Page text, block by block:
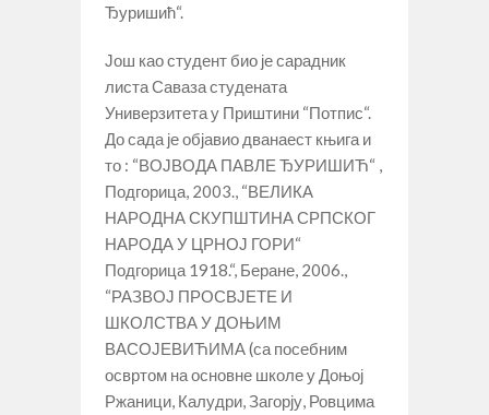
Ђуришић“.
Још као студент био је сарадник
листа Саваза студената
Универзитета у Приштини “Потпис“.
До сада је објавио дванаест књига и
то : “ВОЈВОДА ПАВЛЕ ЂУРИШИЋ“ ,
Подгорица, 2003., “ВЕЛИКА
НАРОДНА СКУПШТИНА СРПСКОГ
НАРОДА У ЦРНОЈ ГОРИ“
Подгорица 1918.“, Беране, 2006.,
“РАЗВОЈ ПРОСВЈЕТЕ И
ШКОЛСТВА У ДОЊИМ
ВАСОЈЕВИЋИМА (са посебним
освртом на основне школе у Доњој
Ржаници, Калудри, Загорју, Ровцима